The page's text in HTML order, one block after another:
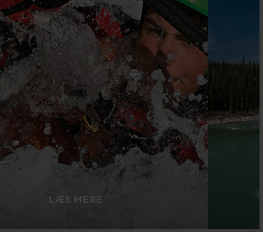
LÆS MERE